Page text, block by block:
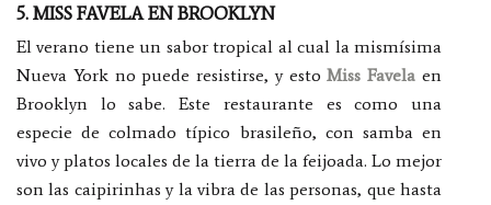
5. MISS FAVELA EN BROOKLYN
El verano tiene un sabor tropical al cual la mismísima
Nueva York no puede resistirse, y estoMiss Favela en
Brooklyn lo sabe. Este restaurante es como una
especie de colmado típico brasileño, con samba en
vivo y platos locales de la tierra de la feijoada. Lo mejor
son las caipirinhas y la vibra de las personas, que hasta